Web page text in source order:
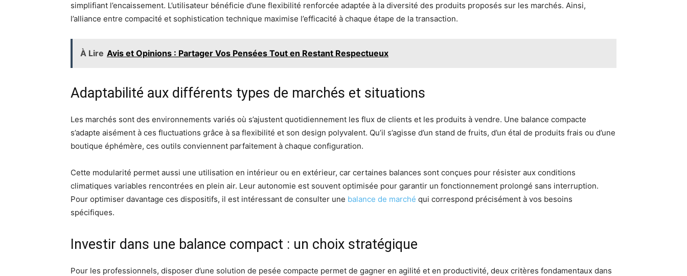
simplifiant l’encaissement. L’utilisateur bénéficie d’une flexibilité renforcée adaptée à la diversité des produits proposés sur les marchés. Ainsi,
l’alliance entre compacité et sophistication technique maximise l’efficacité à chaque étape de la transaction.
À Lire Avis et Opinions : Partager Vos Pensées Tout en Restant Respectueux
Adaptabilité aux différents types de marchés et situations
Les marchés sont des environnements variés où s’ajustent quotidiennement les flux de clients et les produits à vendre. Une balance compacte
s’adapte aisément à ces fluctuations grâce à sa flexibilité et son design polyvalent. Qu’il s’agisse d’un stand de fruits, d’un étal de produits frais ou d’une
boutique éphémère, ces outils conviennent parfaitement à chaque configuration.
Cette modularité permet aussi une utilisation en intérieur ou en extérieur, car certaines balances sont conçues pour résister aux conditions
climatiques variables rencontrées en plein air. Leur autonomie est souvent optimisée pour garantir un fonctionnement prolongé sans interruption.
Pour optimiser davantage ces dispositifs, il est intéressant de consulter une balance de marché qui correspond précisément à vos besoins
spécifiques.
Investir dans une balance compact : un choix stratégique
Pour les professionnels, disposer d’une solution de pesée compacte permet de gagner en agilité et en productivité, deux critères fondamentaux dans